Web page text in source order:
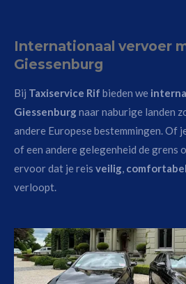
Internationaal vervoer
Giessenburg
Bij Taxiservice Rif bieden we
Giessenburgnaar naburige landen
andere Europese bestemmingen. Of
of een andere gelegenheid de grens
ervoor dat je reis veilig, comfortabel
verloopt.